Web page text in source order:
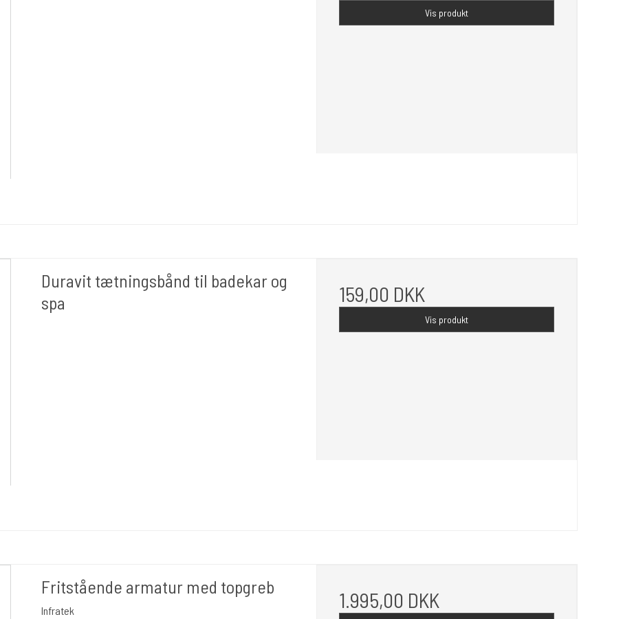
Vis produkt
Duravit tætningsbånd til badekar og
spa
159,00 DKK
Vis produkt
Fritstående armatur med topgreb
Infratek 1.995,00 DKK